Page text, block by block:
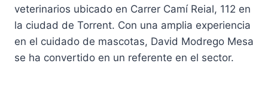
veterinarios ubicado en Carrer Camí Reial, 112 en
la ciudad de Torrent. Con una amplia experiencia
en el cuidado de mascotas, David Modrego Mesa
se ha convertido en un referente en el sector.